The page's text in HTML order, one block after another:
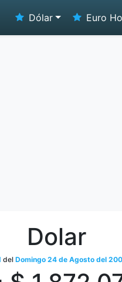
Dólar Euro
Dolar
del Domingo 24 de Agosto del